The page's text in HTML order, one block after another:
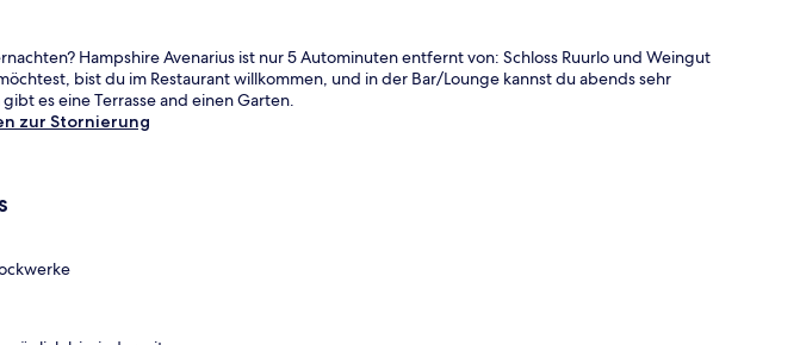
Hampshire Avenarius ist nur 5 Autominuten entfernt von: Schloss Ruurlo und Weingut
bist du im Restaurant willkommen, und in der Bar/Lounge kannst du abends sehr
es eine Terrasse and einen Garten.
zur Stornierung